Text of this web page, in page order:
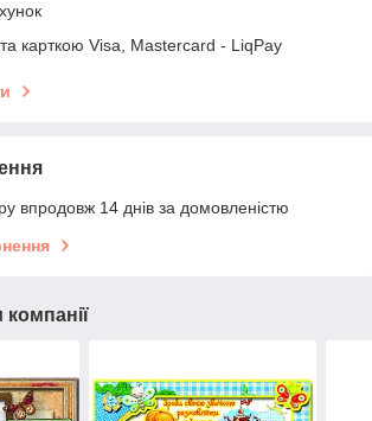
карткою Visa, Mastercard - LiqPay
впродовж 14 днів за домовленістю
компанії